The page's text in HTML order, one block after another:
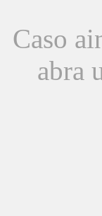
Caso
abra